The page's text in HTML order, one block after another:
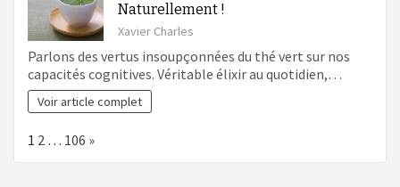
Naturellement !
Xavier Charles
Parlons des vertus insoupçonnées du thé vert sur nos
capacités cognitives. Véritable élixir au quotidien,…
Voir article complet
Page:
1 2 … 106 Next
»